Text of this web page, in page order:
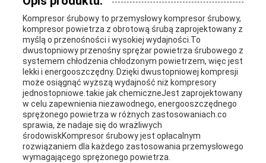
PRZYPADKI
POPROŚ
O
WYCENĘ
Kompresor śrubowy to przemysłowy kompresor śrubowy,
kompresor powietrza z obrotową śrubą zaprojektowany z
myślą o przenośności i wysokiej wydajności.To
dwustopniowy przenośny sprężar powietrza śrubowego z
systemem chłodzenia chłodzonym powietrzem, więc jest
lekki i energooszczędny. Dzięki dwustopniowej kompresji
może osiągnąć wyższą wydajność niż kompresory
jednostopniowe.takie jak chemiczneJest zaprojektowany
w celu zapewnienia niezawodnego, energooszczędnego
sprężonego powietrza w różnych zastosowaniach.co
sprawia, że nadaje się do wrażliwych
środowiskKompresor śrubowy jest opłacalnym
rozwiązaniem dla każdego zastosowania przemysłowego
wymagającego sprężonego powietrza.